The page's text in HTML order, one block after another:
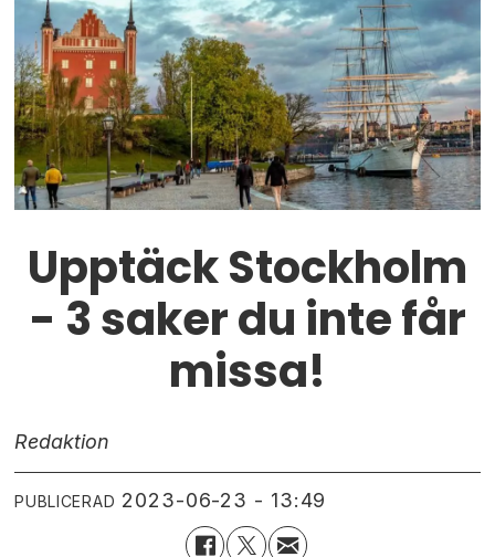
Upptäck Stockholm
- 3 saker du inte får
missa!
Redaktion
PUBLICERAD 2023-06-23 - 13:49